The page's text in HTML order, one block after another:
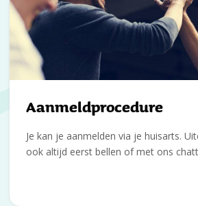
Aanmeldprocedure
Je kan je aanmelden via je huisarts.
ook altijd eerst bellen of met ons